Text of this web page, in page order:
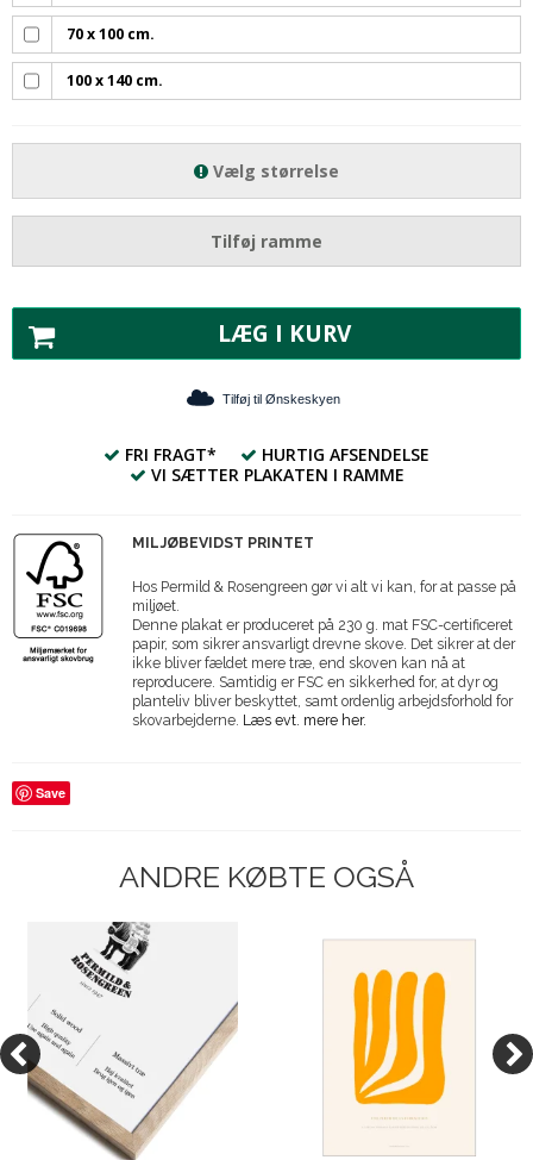
70 x 100 cm.
100 x 140 cm.
Vælg størrelse
Tilføj ramme
LÆG I KURV
Tilføj til Ønskeskyen
FRI FRAGT*
HURTIG AFSENDELSE
VI SÆTTER PLAKATEN I RAMME
MILJØBEVIDST PRINTET
Hos Permild & Rosengreen gør vi alt vi kan, for at passe på
miljøet.
Denne plakat er produceret på 230 g. mat FSC-certificeret
papir, som sikrer ansvarligt drevne skove. Det sikrer at der
ikke bliver fældet mere træ, end skoven kan nå at
reproducere. Samtidig er FSC en sikkerhed for, at dyr og
planteliv bliver beskyttet, samt ordenlig arbejdsforhold for
skovarbejderne. Læs evt. mere her.
Save
ANDRE KØBTE OGSÅ